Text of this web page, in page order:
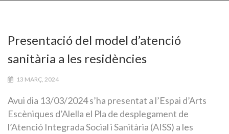
Presentació del model d’atenció
sanitària a les residències
13 MARÇ, 2024
Avui dia 13/03/2024 s’ha presentat a l’Espai d’Arts
Escèniques d’Alella el Pla de desplegament de
l’Atenció Integrada Social i Sanitària (AISS) a les